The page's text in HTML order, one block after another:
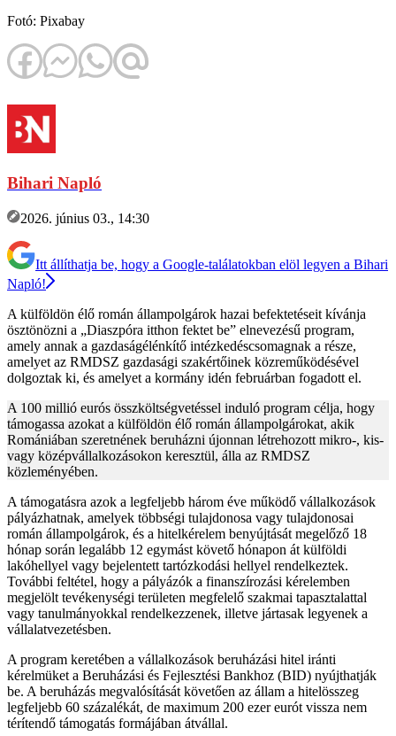
Fotó: Pixabay
Bihari Napló
2026. június 03., 14:30
Itt állíthatja be, hogy a Google-találatokban elöl legyen a Bihari
Napló!
A külföldön élő román állampolgárok hazai befektetéseit kívánja
ösztönözni a „Diaszpóra itthon fektet be” elnevezésű program,
amely annak a gazdaságélénkítő intézkedéscsomagnak a része,
amelyet az RMDSZ gazdasági szakértőinek közreműködésével
dolgoztak ki, és amelyet a kormány idén februárban fogadott el.
A 100 millió eurós összköltségvetéssel induló program célja, hogy
támogassa azokat a külföldön élő román állampolgárokat, akik
Romániában szeretnének beruházni újonnan létrehozott mikro-, kis-
vagy középvállalkozásokon keresztül, álla az RMDSZ
közleményében.
A támogatásra azok a legfeljebb három éve működő vállalkozások
pályázhatnak, amelyek többségi tulajdonosa vagy tulajdonosai
román állampolgárok, és a hitelkérelem benyújtását megelőző 18
hónap során legalább 12 egymást követő hónapon át külföldi
lakóhellyel vagy bejelentett tartózkodási hellyel rendelkeztek.
További feltétel, hogy a pályázók a finanszírozási kérelemben
megjelölt tevékenységi területen megfelelő szakmai tapasztalattal
vagy tanulmányokkal rendelkezzenek, illetve jártasak legyenek a
vállalatvezetésben.
A program keretében a vállalkozások beruházási hitel iránti
kérelmüket a Beruházási és Fejlesztési Bankhoz (BID) nyújthatják
be. A beruházás megvalósítását követően az állam a hitelösszeg
legfeljebb 60 százalékát, de maximum 200 ezer eurót vissza nem
térítendő támogatás formájában átvállal.